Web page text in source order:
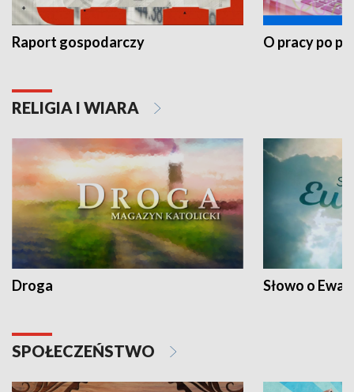
Raport gospodarczy O pracy po
RELIGIA I WIARA
Droga Słowo o
SPOŁECZEŃSTWO